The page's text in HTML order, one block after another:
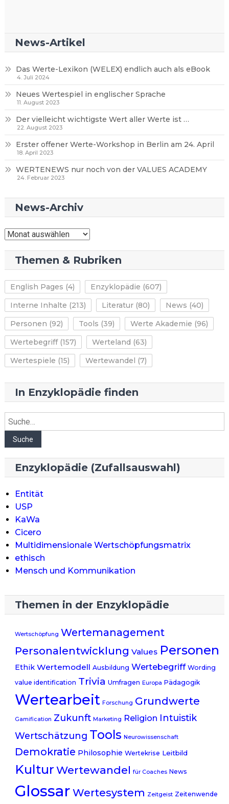
News-Artikel
Das Werte-Lexikon (WELEX) endlich auch als eBook
4. Juli 2024
Neues Wertespiel in englischer Sprache
11. August 2023
Der vielleicht wichtigste Wert aller Werte ist …
22. August 2023
Erster offener Werte-Workshop in Berlin am 24. April
18. April 2023
WERTENEWS nur noch von der VALUES ACADEMY
24. Februar 2023
News-Archiv
News-
Themen & Rubriken
English Pages (4) Enzyklopädie (607)
Interne Inhalte (213) Literatur(80) News (40)
Personen (92) Tools (39) Werte Akademie (96)
Wertebegriff(157) Werteland (63)
Wertespiele (15) Wertewandel (7)
In Enzyklopädie finden
Suche
Suche
Enzyklopädie (Zufallsauswahl)
Entität
USP
KaWa
Cicero
Multidimensionale Wertschöpfungsmatrix
ethisch
Mensch und Kommunikation
Themen in der Enzyklopädie
Wertschöpfung Wertemanagement
Personalentwicklung Values Personen
Ethik Wertemodell Ausbildung Wertebegriff Wording
value identification Trivia Umfragen Europa Pädagogik
Wertearbeit Forschung Grundwerte
Gamification Zukunft Marketing Religion Intuistik
Wertschätzung Tools Neurowissenschaft
Demokratie Philosophie Wertekrise Leitbild
Kultur Wertewandel für Coaches News
Glossar Wertesystem Zeitgeist Zeitenwende